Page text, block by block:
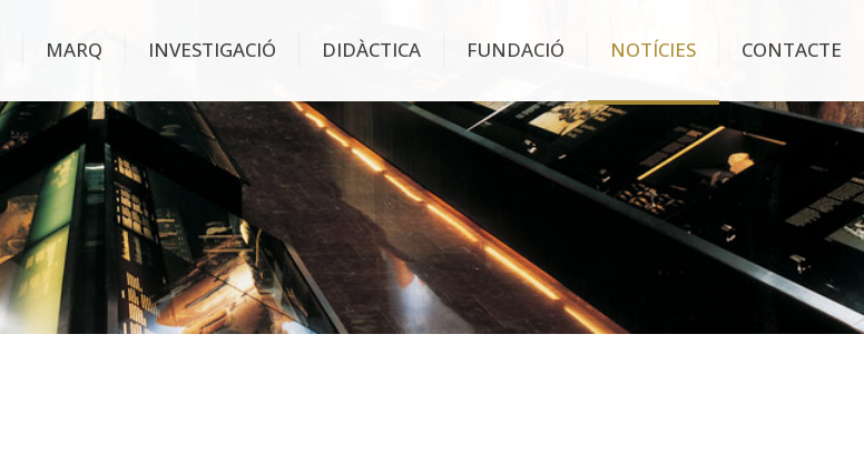
MARQ INVESTIGACIÓ DIDÀCTICA FUNDACIÓ NOTÍCIES CONTACTE